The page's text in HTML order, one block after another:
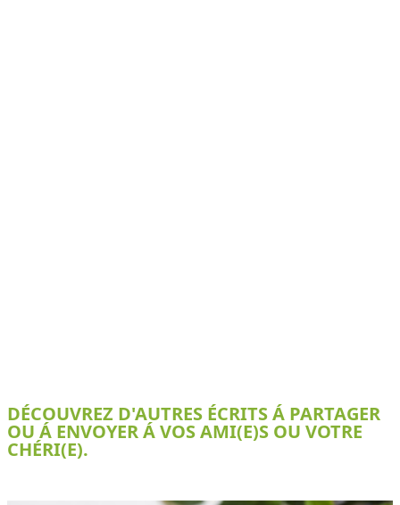
DÉCOUVREZ D'AUTRES ÉCRITS Á PARTAGER
OU Á ENVOYER Á VOS AMI(E)S OU VOTRE
CHÉRI(E).